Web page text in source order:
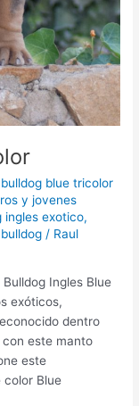
bulldog blue tricolor
y jovenes
ingles exotico,
/ Raul
Ingles Blue
exóticos,
dentro
con este manto
este
color Blue